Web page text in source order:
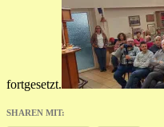
fortgesetzt.
SHAREN MIT: